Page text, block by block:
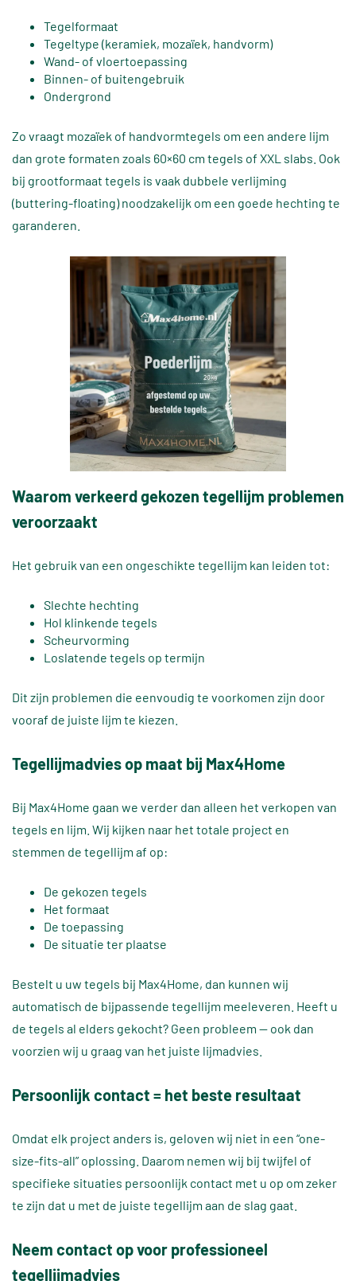
Tegelformaat
Tegeltype (keramiek, mozaïek, handvorm)
Wand- of vloertoepassing
Binnen- of buitengebruik
Ondergrond
Zo vraagt mozaïek of handvormtegels om een andere lijm
dan grote formaten zoals 60×60 cm tegels of XXL slabs. Ook
bij grootformaat tegels is vaak dubbele verlijming
(buttering-floating) noodzakelijk om een goede hechting te
garanderen.
Waarom verkeerd gekozen tegellijm problemen
veroorzaakt
Het gebruik van een ongeschikte tegellijm kan leiden tot:
Slechte hechting
Hol klinkende tegels
Scheurvorming
Loslatende tegels op termijn
Dit zijn problemen die eenvoudig te voorkomen zijn door
vooraf de juiste lijm te kiezen.
Tegellijmadvies op maat bij Max4Home
Bij Max4Home gaan we verder dan alleen het verkopen van
tegels en lijm. Wij kijken naar het totale project en
stemmen de tegellijm af op:
De gekozen tegels
Het formaat
De toepassing
De situatie ter plaatse
Bestelt u uw tegels bij Max4Home, dan kunnen wij
automatisch de bijpassende tegellijm meeleveren. Heeft u
de tegels al elders gekocht? Geen probleem — ook dan
voorzien wij u graag van het juiste lijmadvies.
Persoonlijk contact = het beste resultaat
Omdat elk project anders is, geloven wij niet in een “one-
size-fits-all” oplossing. Daarom nemen wij bij twijfel of
specifieke situaties persoonlijk contact met u op om zeker
te zijn dat u met de juiste tegellijm aan de slag gaat.
Neem contact op voor professioneel
tegellijmadvies